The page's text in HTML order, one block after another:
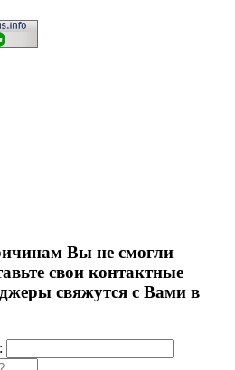
Вы не смогли
свои контактные
свяжутся с Вами в